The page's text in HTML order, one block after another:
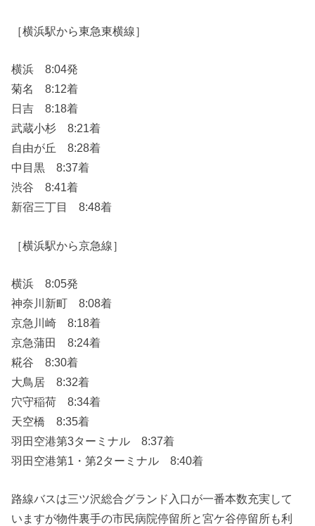
［横浜駅から東急東横線］
横浜 8:04発
菊名 8:12着
日吉 8:18着
武蔵小杉 8:21着
自由が丘 8:28着
中目黒 8:37着
渋谷 8:41着
新宿三丁目 8:48着
［横浜駅から京急線］
横浜 8:05発
神奈川新町 8:08着
京急川崎 8:18着
京急蒲田 8:24着
糀谷 8:30着
大鳥居 8:32着
穴守稲荷 8:34着
天空橋 8:35着
羽田空港第3ターミナル 8:37着
羽田空港第1・第2ターミナル 8:40着
路線バスは三ツ沢総合グランド入口が一番本数充実して
いますが物件裏手の市民病院停留所と宮ケ谷停留所も利